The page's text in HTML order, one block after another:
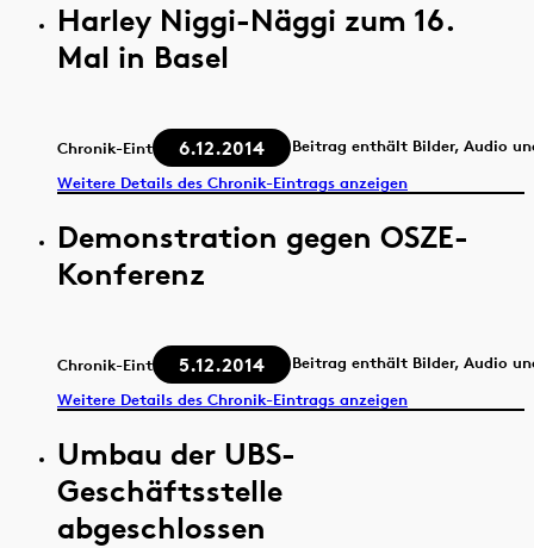
Harley Niggi-Näggi zum 16.
Mal in Basel
Chronik-Eintrag 6.12.2014
Beitrag enthält Bilder, Audio
Weitere Details des Chronik-Eintrags anzeigen
Demonstration gegen OSZE-
Konferenz
Chronik-Eintrag 5.12.2014
Beitrag enthält Bilder, Audio
Weitere Details des Chronik-Eintrags anzeigen
Umbau der UBS-
Geschäftsstelle
abgeschlossen